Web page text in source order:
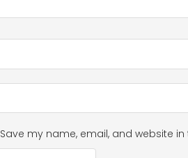
Save my name, email, and website